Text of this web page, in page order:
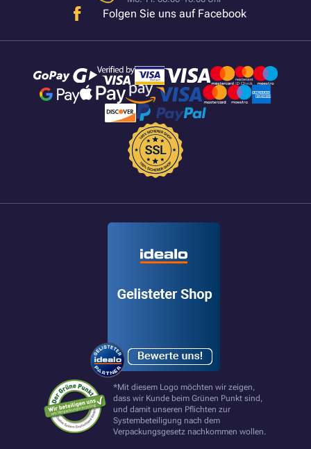
Folgen Sie uns auf Facebook
*Mit diesem Logo möchten wir zeigen,
dass wir Kunde beim Grünen Punkt sind,
und damit unseren Pflichten zur
Systembeteiligung nach dem
Verpackungsgesetz nachkommen wollen.